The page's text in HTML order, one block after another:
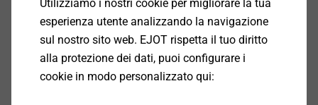
Tipo di filettatura: metrica
Avvitamento: 1500 - 2000 giri/min
Download
Utilizziamo i nostri cookie per migliorare la tua
esperienza utente analizzando la navigazione
sul nostro sito web. EJOT rispetta il tuo diritto
alla protezione dei dati, puoi configurare i
cookie in modo personalizzato qui: